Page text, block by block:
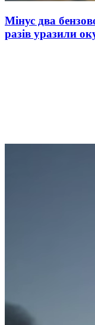
Мінус два
разів уразили